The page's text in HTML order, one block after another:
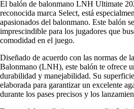
El balón de balonmano LNH Ultimate
reconocida marca Select, está
apasionados del balonmano. Este balón
imprescindible para los jugadores que
comodidad en el juego.
Diseñado de acuerdo con las normas de
Balonmano (LNH), este balón te ofrece
durabilidad y manejabilidad. Su
elaborada para garantizar un excelente
durante los pases precisos y los